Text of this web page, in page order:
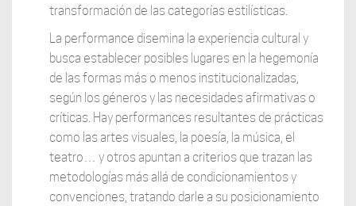
transformación de las categorías estilísticas.
La performance disemina la experiencia cultural y
busca establecer posibles lugares en la hegemonía
de las formas más o menos institucionalizadas,
según los géneros y las necesidades afirmativas o
críticas. Hay performances resultantes de prácticas
como las artes visuales, la poesía, la música, el
teatro… y otros apuntan a criterios que trazan las
metodologías más allá de condicionamientos y
convenciones, tratando darle a su posicionamiento